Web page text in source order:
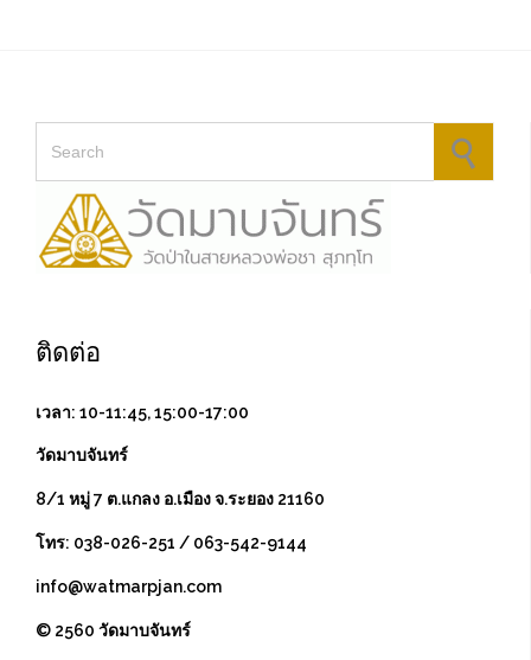
ติดต่อ
เวลา: 10-11:45, 15:00-17:00
วัดมาบจันทร์
8/1 หมู่ 7 ต.แกลง อ.เมือง จ.ระยอง 21160
โทร: 038-026-251 / 063-542-9144
info@watmarpjan.com
© 2560 วัดมาบจันทร์